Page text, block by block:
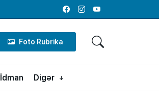
FacebookInstagramYoutube
Foto Rubrika
İdman Digər